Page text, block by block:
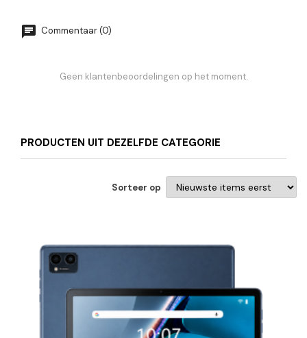
Commentaar (0)
Geen klantenbeoordelingen op het moment.
PRODUCTEN UIT DEZELFDE CATEGORIE
Sorteer op